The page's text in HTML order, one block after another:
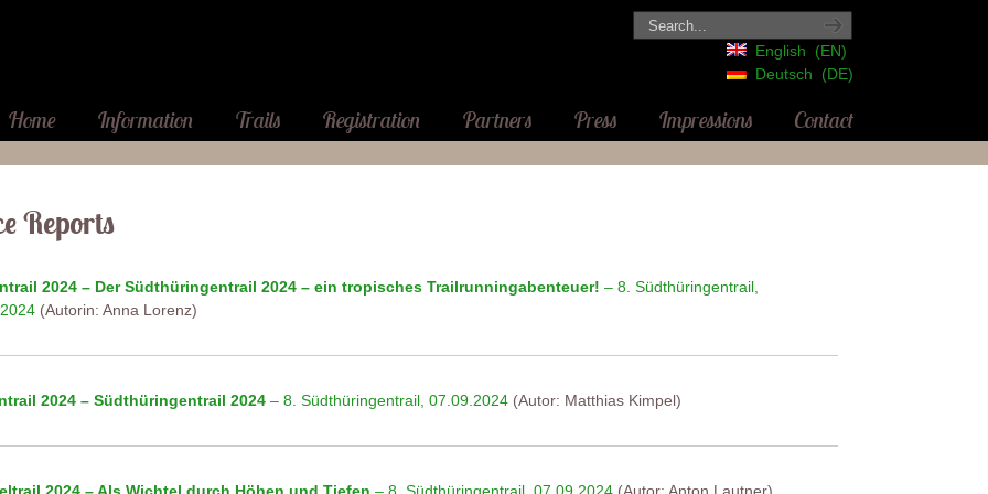
English
EN
Deutsch
DE
Home Information Trails Registration Partners Press Impressions Contact
Reports
2024 – Der Südthüringentrail 2024 – ein tropisches Trailrunningabenteuer! – 8. Südthüringentrail,
(Autorin: Anna Lorenz)
2024 – Südthüringentrail 2024 – 8. Südthüringentrail, 07.09.2024 (Autor: Matthias Kimpel)